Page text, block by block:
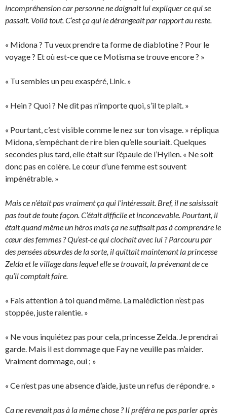
incompréhension car personne ne daignait lui expliquer ce qui se
passait. Voilà tout. C’est ça qui le dérangeait par rapport au reste.
« Midona ? Tu veux prendre ta forme de diablotine ? Pour le
voyage ? Et où est-ce que ce Motisma se trouve encore ? »
« Tu sembles un peu exaspéré, Link. »
« Hein ? Quoi ? Ne dit pas n’importe quoi, s’il te plaît. »
« Pourtant, c’est visible comme le nez sur ton visage. » répliqua
Midona, s’empêchant de rire bien qu’elle souriait. Quelques
secondes plus tard, elle était sur l’épaule de l’Hylien. « Ne soit
donc pas en colère. Le cœur d’une femme est souvent
impénétrable. »
Mais ce n’était pas vraiment ça qui l’intéressait. Bref, il ne saisissait
pas tout de toute façon. C’était difficile et inconcevable. Pourtant, il
était quand même un héros mais ça ne suffisait pas à comprendre le
cœur des femmes ? Qu’est-ce qui clochait avec lui ? Parcouru par
des pensées absurdes de la sorte, il quittait maintenant la princesse
Zelda et le village dans lequel elle se trouvait, la prévenant de ce
qu’il comptait faire.
« Fais attention à toi quand même. La malédiction n’est pas
stoppée, juste ralentie. »
« Ne vous inquiétez pas pour cela, princesse Zelda. Je prendrai
garde. Mais il est dommage que Fay ne veuille pas m’aider.
Vraiment dommage, oui ; »
« Ce n’est pas une absence d’aide, juste un refus de répondre. »
Ca ne revenait pas à la même chose ? Il préféra ne pas parler après